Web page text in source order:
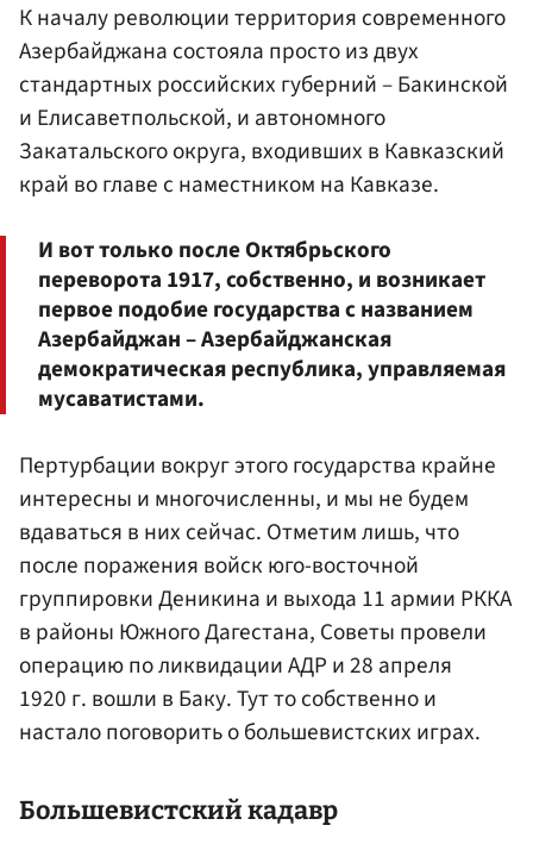
К началу революции территория современного
Азербайджана состояла просто из двух
стандартных российских губерний – Бакинской
и Елисаветпольской, и автономного
Закатальского округа, входивших в Кавказский
край во главе с наместником на Кавказе.
И вот только после Октябрьского
переворота 1917, собственно, и возникает
первое подобие государства с названием
Азербайджан – Азербайджанская
демократическая республика, управляемая
мусаватистами.
Пертурбации вокруг этого государства крайне
интересны и многочисленны, и мы не будем
вдаваться в них сейчас. Отметим лишь, что
после поражения войск юго-восточной
группировки Деникина и выхода 11 армии РККА
в районы Южного Дагестана, Советы провели
операцию по ликвидации АДР и 28 апреля
1920 г. вошли в Баку. Тут то собственно и
настало поговорить о большевистских играх.
Большевистский кадавр